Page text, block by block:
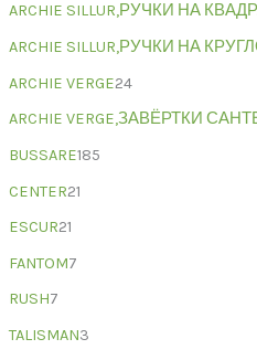
ARCHIE SILLUR,РУЧКИ НА
ARCHIE SILLUR,РУЧКИ НА
ARCHIE VERGE24
ARCHIE VERGE,ЗАВЁРТКИ
BUSSARE185
CENTER21
ESCUR21
FANTOM7
RUSH7
TALISMAN3